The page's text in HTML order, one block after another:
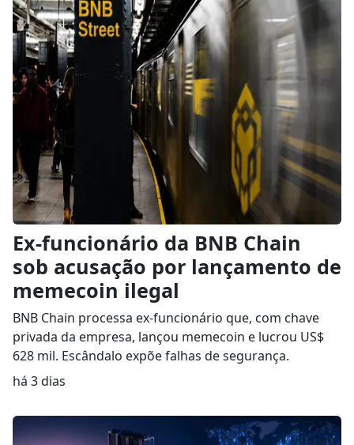
Ex-funcionário da BNB Chain
sob acusação por lançamento de
memecoin ilegal
BNB Chain processa ex-funcionário que, com chave
privada da empresa, lançou memecoin e lucrou US$
628 mil. Escândalo expõe falhas de segurança.
há 3 dias